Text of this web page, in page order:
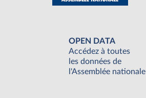
OPEN DATA
Accédez à toutes
les données de
l'Assemblée nationale